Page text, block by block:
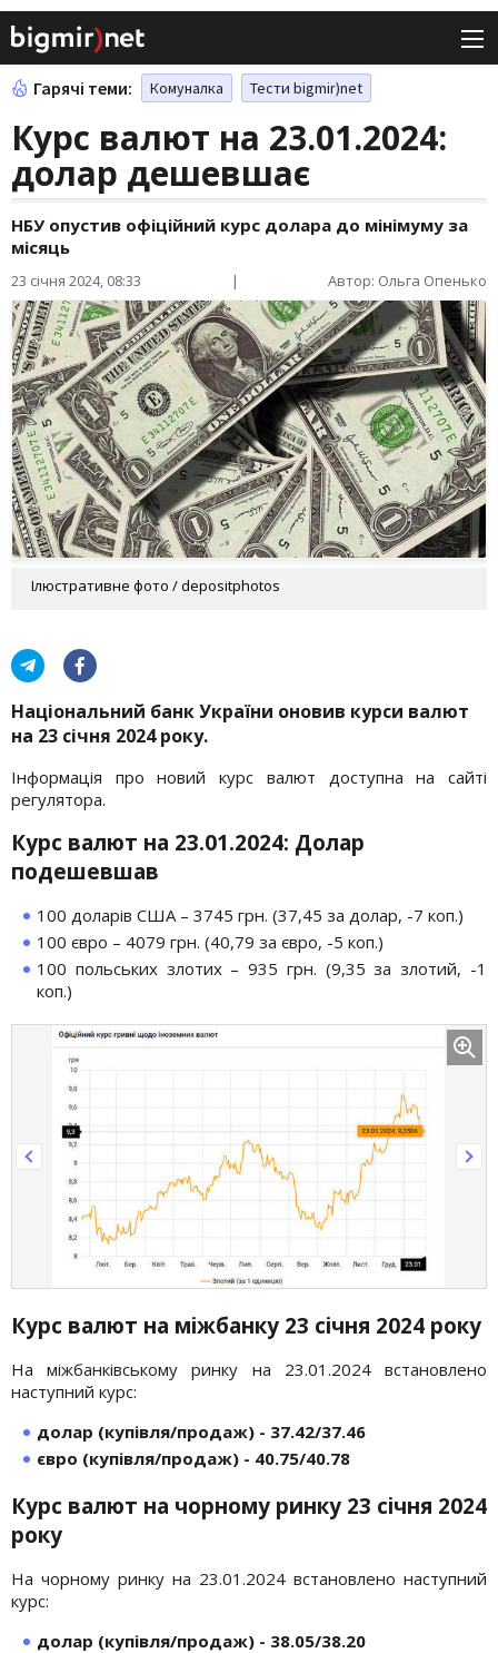
Гарячі теми: Комуналка Тести bigmir)net
Курс валют на 23.01.2024:
долар дешевшає
НБУ опустив офіційний курс долара до мінімуму за
місяць
23 січня 2024, 08:33 | Автор: Ольга Опенько
Ілюстративне фото / depositphotos
Національний банк України оновив курси валют
на 23 січня 2024 року.
Інформація про новий курс валют доступна на сайті
регулятора.
Курс валют на 23.01.2024: Долар
подешевшав
100 доларів США – 3745 грн. (37,45 за долар, -7 коп.)
100 євро – 4079 грн. (40,79 за євро, -5 коп.)
100 польських злотих – 935 грн. (9,35 за злотий, -1
коп.)
Курс валют на міжбанку 23 січня 2024 року
На міжбанківському ринку на 23.01.2024 встановлено
наступний курс:
долар (купівля/продаж) - 37.42/37.46
євро (купівля/продаж) - 40.75/40.78
Курс валют на чорному ринку 23 січня 2024
року
На чорному ринку на 23.01.2024 встановлено наступний
курс:
долар (купівля/продаж) - 38.05/38.20